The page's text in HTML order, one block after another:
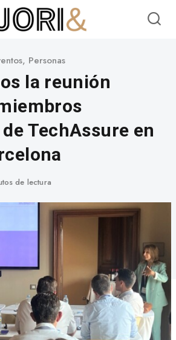
, Personas
la reunión
TechAssure en
de lectura